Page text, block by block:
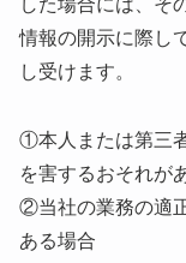
した場合には、そ
情報の開示に際し
し受けます。
①本人または第三
を害するおそれが
②当社の業務の適
ある場合